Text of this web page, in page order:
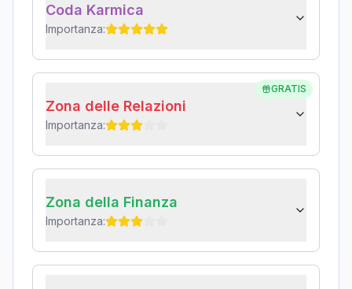
Coda Karmica
Importanza:
GRATIS
Zona delle Relazioni
Importanza:
Zona della Finanza
Importanza: